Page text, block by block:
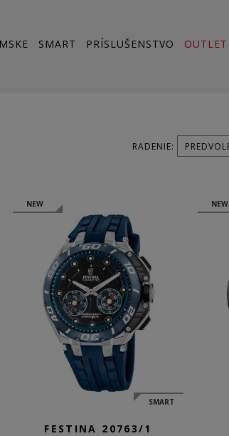
SMART PRÍSLUŠENSTVO OUTLET
RADENIE:
NEW
SMART
FESTINA 20763/1
NEW